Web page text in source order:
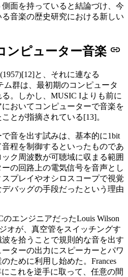
面を持っていると結論づけ、今
音楽の歴史研究における新しい
ンピューター音楽
と、それに連なる
ム群は、最初期のコンピュータ
。しかし、MUSIC Iよりも前に
おいてコンピューターで音楽を
とが指摘されている[13]。
音を出す試みは、基本的に1bit
程を制御するといったものであ
ク周波数が可聴域に収まる範囲
の回路上の電気信号を音声とし
プレイやオシロスコープで視覚
バッグの手段だったという理由
エンジニアだったLouis Wilson
オが、真空管をスイッチングす
を拾うことで規則的な音を出す
ターの出力にスピーカーとパワ
ために利用し始めた。Frances
にこれを逆手に取って、任意の間